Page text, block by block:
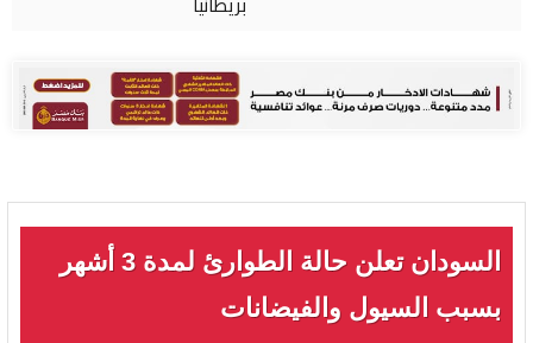
السودان تعلن حالة الطوارئ لمدة 3 أشهر
بسبب السيول والفيضانات